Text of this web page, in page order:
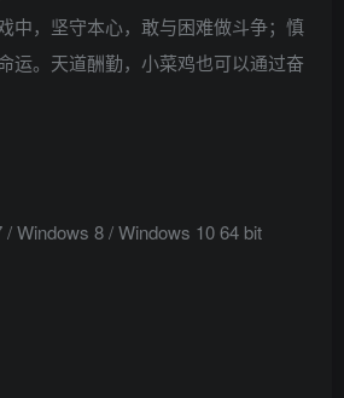
中，坚守本心，敢与困难做斗争；慎
运。天道酬勤，小菜鸡也可以通过奋
Windows 8 / Windows 10 64 bit